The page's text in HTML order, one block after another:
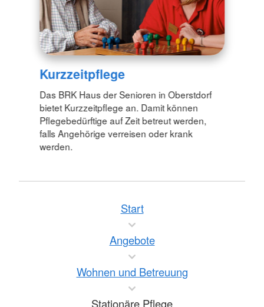
Kurzzeitpflege
Das BRK Haus der Senioren in Oberstdorf
bietet Kurzzeitpflege an. Damit können
Pflegebedürftige auf Zeit betreut werden,
falls Angehörige verreisen oder krank
werden.
Start
Angebote
Wohnen und Betreuung
Stationäre Pflege